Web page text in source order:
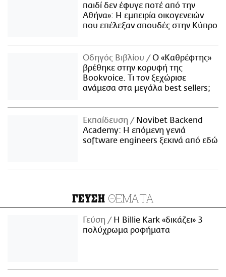
παιδί δεν έφυγε ποτέ από την
Αθήνα»: Η εμπειρία οικογενειών
που επέλεξαν σπουδές στην Κύπρο
Οδηγός Βιβλίου
Ο «Καθρέφτης»
βρέθηκε στην κορυφή της
Bookvoice. Τι τον ξεχώρισε
ανάμεσα στα μεγάλα best sellers;
Εκπαίδευση
Novibet Backend
Academy: Η επόμενη γενιά
software engineers ξεκινά από εδώ
ΓΕΥΣΗ ΘΕΜΑΤΑ
Γεύση
H Billie Kark «δικάζει» 3
πολύχρωμα ροφήματα